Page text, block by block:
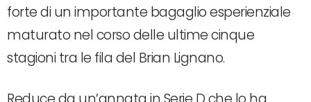
forte di un importante bagaglio esperienziale
maturato nel corso delle ultime cinque
stagioni tra le fila del Brian Lignano.